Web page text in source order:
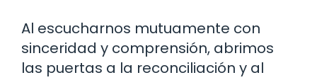
Al escucharnos mutuamente con
sinceridad y comprensión, abrimos
las puertas a la reconciliación y al